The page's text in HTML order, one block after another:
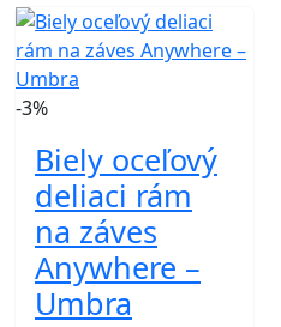
-3%
Biely oceľový
deliaci rám
na záves
Anywhere –
Umbra